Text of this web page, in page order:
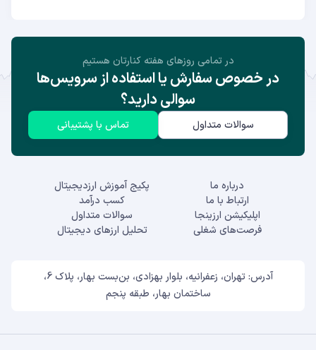
در تمامی روز‌های هفته کنارتان هستیم
در خصوص سفارش یا استفاده از سرویس‌ها
سوالی دارید؟
سوالات متداول تماس با پشتیبانی
درباره ما
ارتباط با ما
اپلیکیشن ارزینجا
فرصت‌های شغلی
پکیج آموزش ارزدیجیتال
کسب درآمد
سوالات متداول
تحلیل ارزهای دیجیتال
آدرس: تهران، زعفرانیه، بلوار بهزادی، بن‌بست بهار، پلاک 6،
ساختمان بهار، طبقه پنجم